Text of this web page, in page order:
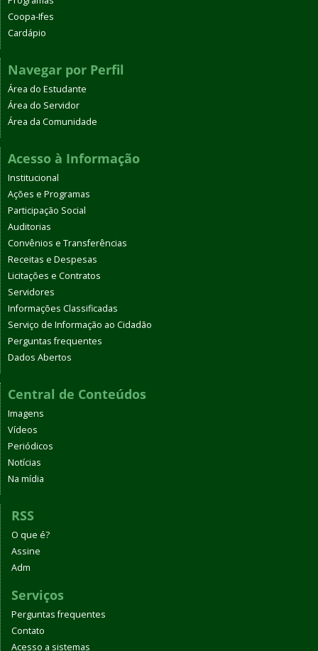
Coopa-Ifes
Cardápio
Navegar por Perfil
Área do Estudante
Área do Servidor
Área da Comunidade
Acesso à Informação
Institucional
Ações e Programas
Participação Social
Auditorias
Convênios e Transferências
Receitas e Despesas
Licitações e Contratos
Servidores
Informações Classificadas
Serviço de Informação ao Cidadão
Perguntas frequentes
Dados Abertos
Central de Conteúdos
Imagens
Vídeos
Periódicos
Notícias
Na mídia
RSS
O que é?
Assine
Adm
Serviços
Perguntas frequentes
Contato
Acesso a sistemas